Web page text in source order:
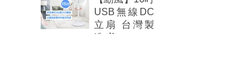
USB無線DC
立扇 台灣製
造-美